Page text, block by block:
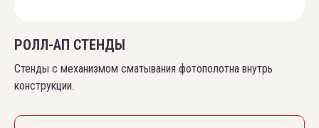
РОЛЛ-АП СТЕНДЫ
Стенды с механизмом сматывания фотополотна внутрь
конструкции.